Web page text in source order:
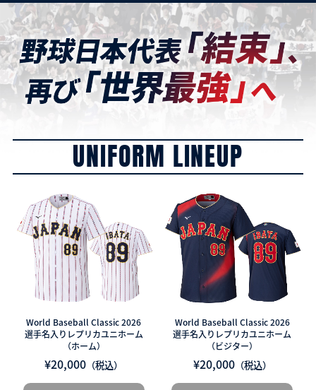
UNIFORM LINEUP
World Baseball Classic 2026
選手名入りレプリカユニホーム
（ホーム）
¥20,000 （税込）
World Baseball Classic 2026
選手名入りレプリカユニホーム
（ビジター）
¥20,000（税込）